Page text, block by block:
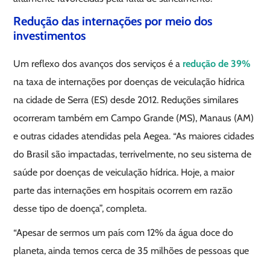
Redução das internações por meio dos
investimentos
Um reflexo dos avanços dos serviços é a redução de 39%
na taxa de internações por doenças de veiculação hídrica
na cidade de Serra (ES) desde 2012. Reduções similares
ocorreram também em Campo Grande (MS), Manaus (AM)
e outras cidades atendidas pela Aegea. “As maiores cidades
do Brasil são impactadas, terrivelmente, no seu sistema de
saúde por doenças de veiculação hídrica. Hoje, a maior
parte das internações em hospitais ocorrem em razão
desse tipo de doença”, completa.
“Apesar de sermos um país com 12% da água doce do
planeta, ainda temos cerca de 35 milhões de pessoas que